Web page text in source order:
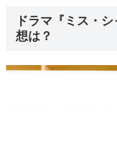
ドラマ『ミス・
想は？